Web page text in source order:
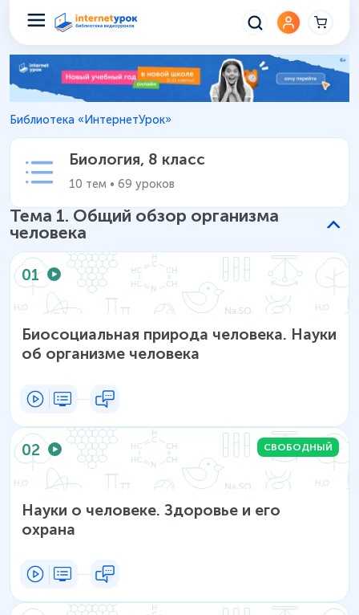
Биология 8 класс – Уроки
Библиотека «ИнтернетУрок»
Биология, 8 класс
10 тем • 69 уроков
Тема 1. Общий обзор организма
человека
01
Биосоциальная природа человека. Науки
об организме человека
02 СВОБОДНЫЙ
Науки о человеке. Здоровье и его
охрана